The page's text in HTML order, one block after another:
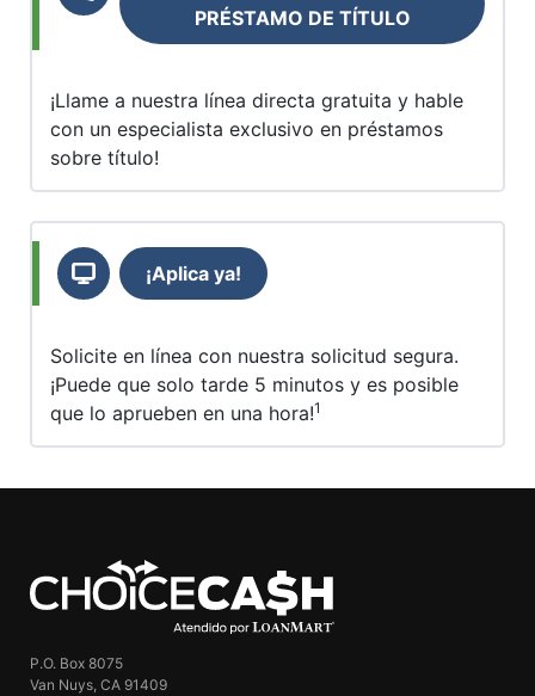
PRÉSTAMO DE TÍTULO
¡Llame a nuestra línea directa gratuita y hable
con un especialista exclusivo en préstamos
sobre título!
¡Aplica ya!
Solicite en línea con nuestra solicitud segura.
¡Puede que solo tarde 5 minutos y es posible
que lo aprueben en una hora!1
P.O. Box 8075
Van Nuys, CA 91409